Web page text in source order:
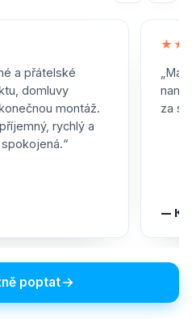
a přátelské
domluvy
montáž.
rychlý a
za
—
poptat